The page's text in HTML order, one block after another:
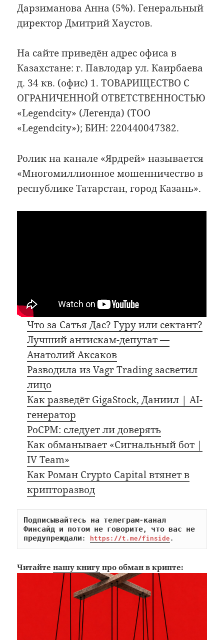
Дарзиманова Анна (5%). Генеральный
директор Дмитрий Хаустов.
На сайте приведён адрес офиса в
Казахстане: г. Павлодар ул. Каирбаева
д. 34 кв. (офис) 1. ТОВАРИЩЕСТВО С
ОГРАНИЧЕННОЙ ОТВЕТСТВЕННОСТЬЮ
«Legendcity» (Легенда) (ТОО
«Legendcity»); БИН: 220440047382.
Ролик на канале «Ярдрей» называется
«Многомиллионное мошенничество в
республике Татарстан, город Казань».
Что за Сатья Дас? Гуру или сектант?
Лучший антискам-депутат —
Анатолий Аксаков
Разводила из Vagr Trading засветил
лицо
Как разведёт GigaStock, Даниил | AI-
генератор
PoCPM: следует ли доверять
Как обманывает «Сигнальный бот |
IV Team»
Как Роман Crypto Capital втянет в
крипторазвод
Подписывайтесь на телеграм-канал
Финсайд и потом не говорите, что вас не
предупреждали: https://t.me/finside.
Читайтенашу книгу про обман в крипте: